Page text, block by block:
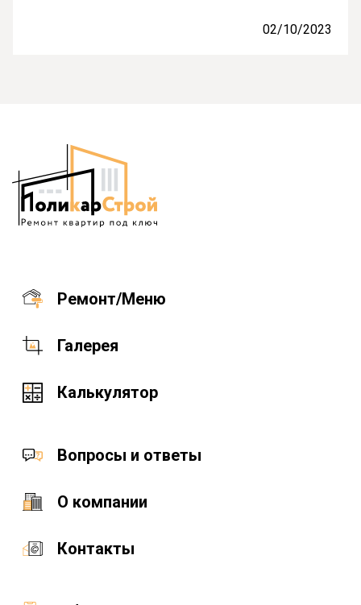
02/10/2023
Ремонт/Меню
Галерея
Калькулятор
Вопросы и ответы
О компании
Контакты